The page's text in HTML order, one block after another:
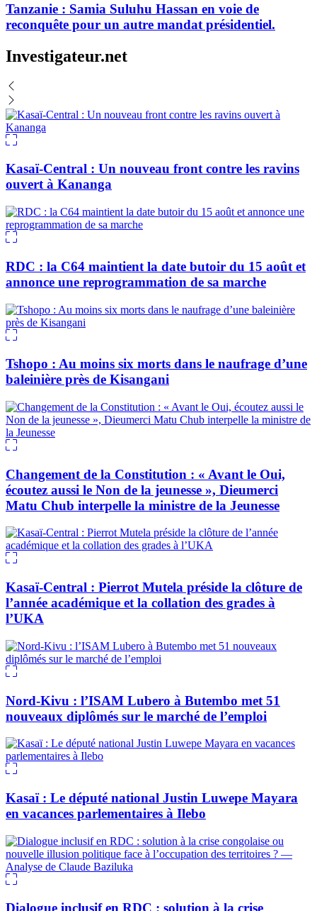
Tanzanie : Samia Suluhu Hassan en voie de
reconquête pour un autre mandat présidentiel.
Investigateur.net
Kasaï-Central : Un nouveau front contre les ravins
ouvert à Kananga
RDC : la C64 maintient la date butoir du 15 août et
annonce une reprogrammation de sa marche
Tshopo : Au moins six morts dans le naufrage d’une
baleinière près de Kisangani
Changement de la Constitution : « Avant le Oui,
écoutez aussi le Non de la jeunesse », Dieumerci
Matu Chub interpelle la ministre de la Jeunesse
Kasaï-Central : Pierrot Mutela préside la clôture de
l’année académique et la collation des grades à
l’UKA
Nord-Kivu : l’ISAM Lubero à Butembo met 51
nouveaux diplômés sur le marché de l’emploi
Kasaï : Le député national Justin Luwepe Mayara
en vacances parlementaires à Ilebo